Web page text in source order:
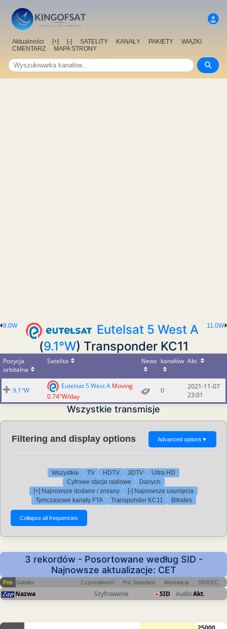
Aktualności [+] [-] SATELITY KANAŁY PAKIETY
WIĄZKI
CMENTARZ
MAPA STRONY
11.0W
8.0W
Eutelsat 5 West A
(9.1°W) Transponder KC11
Pozycja
orbitalna
Satelita News kanałów Akt.
9.1°W
Eutelsat 5 West A Moving
0.74°W/day
0
2021-11-07
23:01
Wszystkie transmisje
Filtering and display options Advanced options ▼
Wszystkie TV HDTV 3DTV
Ultra HD
Cyfrowe stacje radiowe
Danych
[+] Najnowsze dodane / zmiany
[-] Najnowsze usunięcia
Tymczasowe kanały FTA
Transponder KC11 Bitrates
3 rekordów - Posortowane według SID -
Najnowsze aktualizacje: CET
Pos Satelita Częstotliwość Pol Standard Modulacja SR/FEC
Nazwa Szyfrowanie SID AudioAkt.